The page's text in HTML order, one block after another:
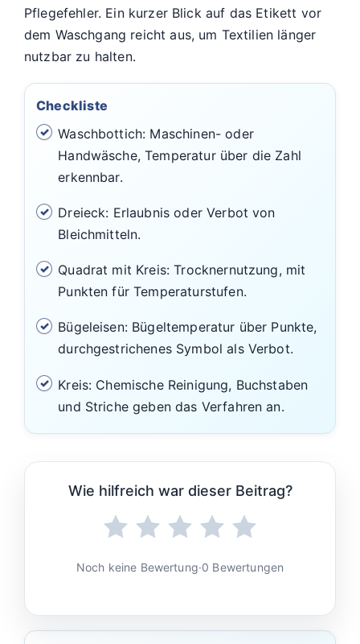
Pflegefehler. Ein kurzer Blick auf das Etikett vor
dem Waschgang reicht aus, um Textilien länger
nutzbar zu halten.
Checkliste
Waschbottich: Maschinen- oder
Handwäsche, Temperatur über die Zahl
erkennbar.
Dreieck: Erlaubnis oder Verbot von
Bleichmitteln.
Quadrat mit Kreis: Trocknernutzung, mit
Punkten für Temperaturstufen.
Bügeleisen: Bügeltemperatur über Punkte,
durchgestrichenes Symbol als Verbot.
Kreis: Chemische Reinigung, Buchstaben
und Striche geben das Verfahren an.
Wie hilfreich war dieser Beitrag?
Noch keine Bewertung·0 Bewertungen